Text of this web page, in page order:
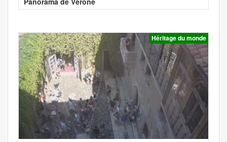
Héritage du monde